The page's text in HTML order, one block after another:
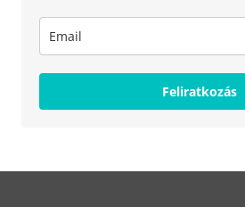
Feliratkozás